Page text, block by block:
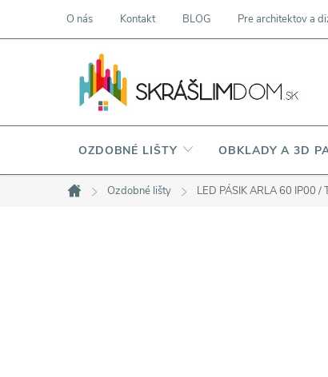
O nás Kontakt BLOG Pre architektov a
OZDOBNÉ LIŠTY OBKLADY A 3D
Domov
Ozdobné lišty LED PÁSIK ARLA 60 IP00 /